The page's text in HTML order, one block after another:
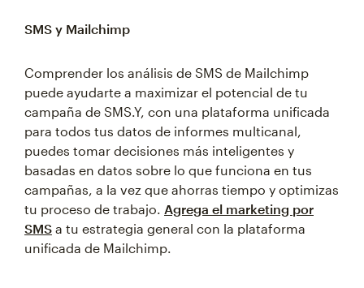
SMS y Mailchimp
Comprender los análisis de SMS de Mailchimp
puede ayudarte a maximizar el potencial de tu
campaña de SMS.Y, con una plataforma unificada
para todos tus datos de informes multicanal,
puedes tomar decisiones más inteligentes y
basadas en datos sobre lo que funciona en tus
campañas, a la vez que ahorras tiempo y optimizas
tu proceso de trabajo. Agrega el marketing por
SMS a tu estrategia general con la plataforma
unificada de Mailchimp.